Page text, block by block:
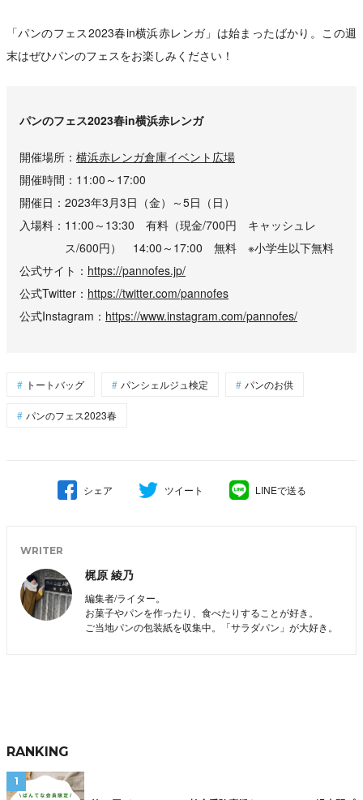
「パンのフェス2023春in横浜赤レンガ」は始まったばかり。この週
末はぜひパンのフェスをお楽しみください！
パンのフェス2023春in横浜赤レンガ
開催場所
横浜赤レンガ倉庫イベント広場
開催時間
11:00～17:00
開催日
2023年3月3日（金）～5日（日）
入場料
11:00～13:30 有料（現金/700円 キャッシュレ
ス/600円） 14:00～17:00 無料 ※小学生以下無料
公式サイト
https://pannofes.jp/
公式Twitter
https://twitter.com/pannofes
公式Instagram
https://www.instagram.com/pannofes/
トートバッグ パンシェルジュ検定 パンのお供
パンのフェス2023春
シェア ツイート LINEで送る
WRITER
梶原 綾乃
編集者/ライター。
お菓子やパンを作ったり、食べたりすることが好き。
ご当地パンの包装紙を収集中。「サラダパン」が大好き。
RANKING